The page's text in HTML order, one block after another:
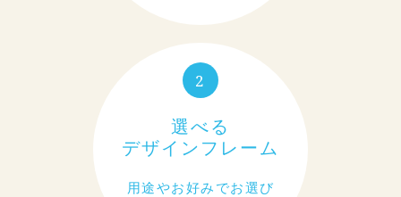
2
選べる
デザインフレーム
用途やお好みでお選び